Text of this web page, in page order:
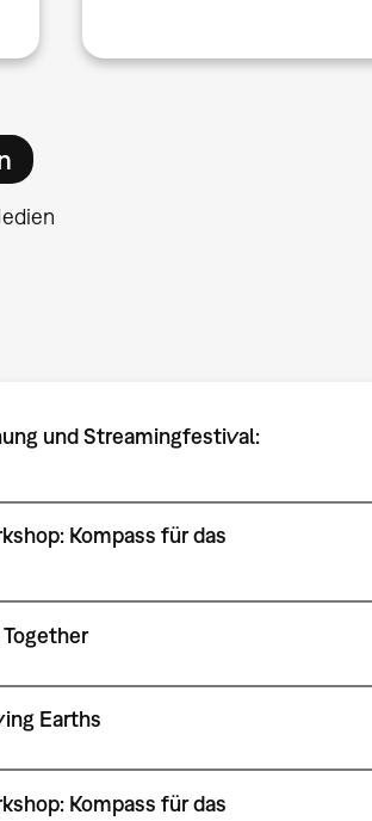
und Streamingfestival:
Kompass für das
Earths
Kompass für das